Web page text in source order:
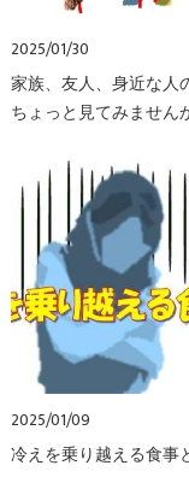
2025/01/30
家族、友人、身近な人
ちょっと見てみません
2025/01/09
冷えを乗り越える食事